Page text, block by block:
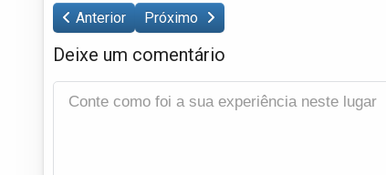
Anterior Próximo
Deixe um comentário